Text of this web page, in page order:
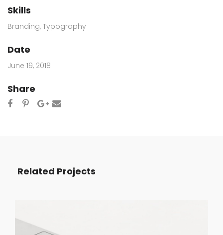
Skills
Branding, Typography
Date
June 19, 2018
Share
Related Projects